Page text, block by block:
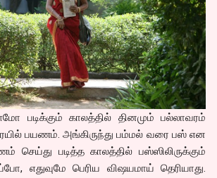
படிக்கும் காலத்தில் தினமும் பல்லாவரம்
பயணம். அங்கிருந்து பம்மல் வரை பஸ் என
படித்த காலத்தில் பஸ்ஸிலிருக்கும்
எதுவுமே பெரிய விஷயமாய் தெரியாது.